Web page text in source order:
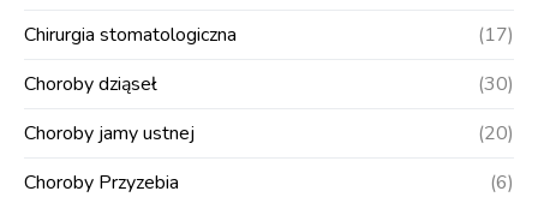
Chirurgia stomatologiczna
(17)
Choroby dziąseł
(30)
Choroby jamy ustnej
(20)
Choroby Przyzebia
(6)